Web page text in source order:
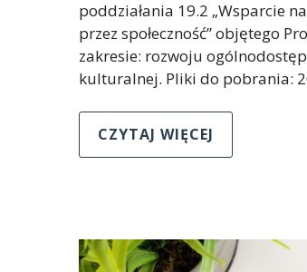
poddziałania 19.2 „Wsparcie
przez społeczność” objętego
zakresie: rozwoju
kulturalnej. Pliki do pobrania:
CZYTAJ WIĘCEJ